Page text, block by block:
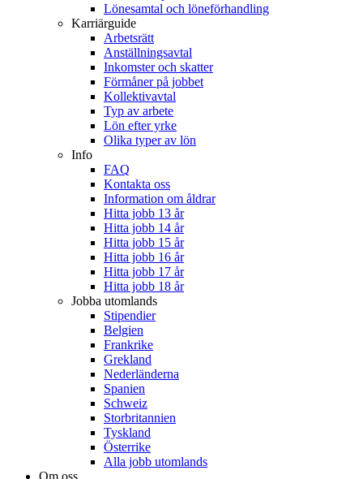
Lönesamtal och löneförhandling
Karriärguide
Arbetsrätt
Anställningsavtal
Inkomster och skatter
Förmåner på jobbet
Kollektivavtal
Typ av arbete
Lön efter yrke
Olika typer av lön
Info
FAQ
Kontakta oss
Information om åldrar
Hitta jobb 13 år
Hitta jobb 14 år
Hitta jobb 15 år
Hitta jobb 16 år
Hitta jobb 17 år
Hitta jobb 18 år
Jobba utomlands
Stipendier
Belgien
Frankrike
Grekland
Nederländerna
Spanien
Schweiz
Storbritannien
Tyskland
Österrike
Alla jobb utomlands
Om oss